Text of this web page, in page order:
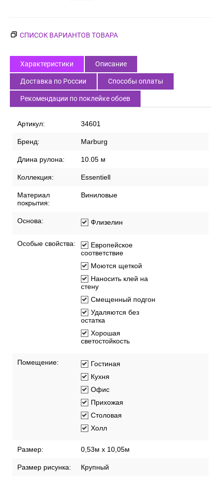
СПИСОК ВАРИАНТОВ ТОВАРА
Характеристики Описание
Доставка по России Способы оплаты
Рекомендации по поклейке обоев
Артикул: 34601
Бренд: Marburg
Длина рулона: 10.05 м
Коллекция: Essentiell
Материал
покрытия:
Виниловые
Основа: Флизелин
Особые свойства:
Европейское
соответствие
Моются щеткой
Наносить клей на
стену
Смещенный подгон
Удаляются без
остатка
Хорошая
светостойкость
Помещение:
Гостиная
Кухня
Офис
Прихожая
Столовая
Холл
Размер: 0,53м x 10,05м
Размер рисунка: Крупный